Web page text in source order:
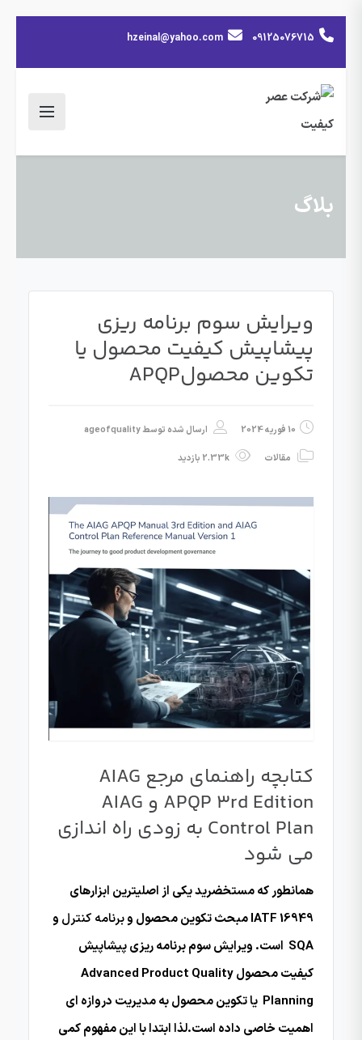
09125076715
hzeinal@yahoo.com
بلاگ
ویرایش سوم برنامه ریزی
پیشاپیش کیفیت محصول یا
تکوین محصولAPQP
10 فوریه 2024 ارسال شده توسطageofquality
مقالات
کتابچه راهنمای مرجع AIAG
APQP 3rd Edition و AIAG
Control Plan به زودی راه اندازی
می شود
همانطور که مستخضرید یکی از اصلیترین ابزارهای
IATF 16949 مبحث تکوین محصول و
برنامه کنترل و
SQA است. ویرایش سوم برنامه ریزی پیشاپیش
کیفیت محصول Advanced Product Quality
Planning یا تکوین محصول به مدیریت دروازه ای
اهمیت خاصی داده است.لذا ابتدا با این مفهوم کمی